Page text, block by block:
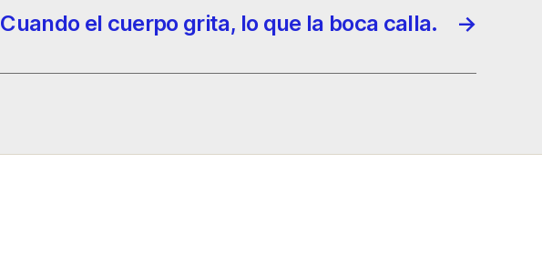
→
Cuando el cuerpo grita, lo que la boca calla.